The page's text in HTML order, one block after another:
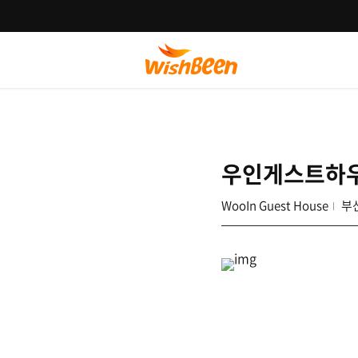
우인게스트하
WooIn Guest House 부